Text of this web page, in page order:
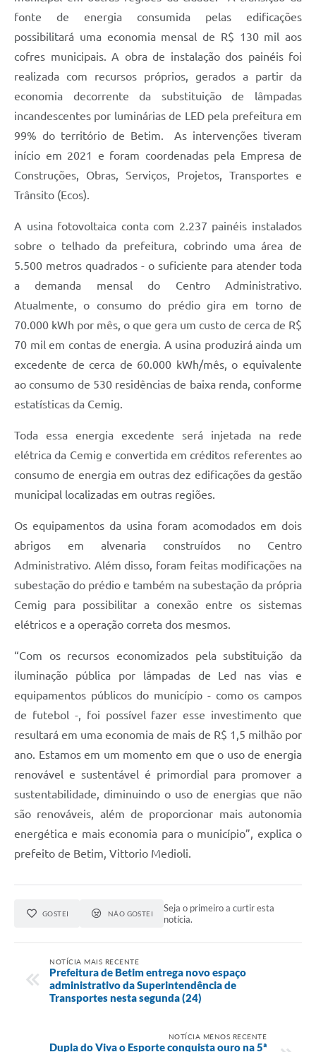
fonte de energia consumida pelas edificações
possibilitará uma economia mensal de R$ 130 mil aos
cofres municipais. A obra de instalação dos painéis foi
realizada com recursos próprios, gerados a partir da
economia decorrente da substituição de lâmpadas
incandescentes por luminárias de LED pela prefeitura em
99% do território de Betim. As intervenções tiveram
início em 2021 e foram coordenadas pela Empresa de
Construções, Obras, Serviços, Projetos, Transportes e
Trânsito (Ecos).
A usina fotovoltaica conta com 2.237 painéis instalados
sobre o telhado da prefeitura, cobrindo uma área de
5.500 metros quadrados - o suficiente para atender toda
a demanda mensal do Centro Administrativo.
Atualmente, o consumo do prédio gira em torno de
70.000 kWh por mês, o que gera um custo de cerca de R$
70 mil em contas de energia. A usina produzirá ainda um
excedente de cerca de 60.000 kWh/mês, o equivalente
ao consumo de 530 residências de baixa renda, conforme
estatísticas da Cemig.
Toda essa energia excedente será injetada na rede
elétrica da Cemig e convertida em créditos referentes ao
consumo de energia em outras dez edificações da gestão
municipal localizadas em outras regiões.
Os equipamentos da usina foram acomodados em dois
abrigos em alvenaria construídos no Centro
Administrativo. Além disso, foram feitas modificações na
subestação do prédio e também na subestação da própria
Cemig para possibilitar a conexão entre os sistemas
elétricos e a operação correta dos mesmos.
“Com os recursos economizados pela substituição da
iluminação pública por lâmpadas de Led nas vias e
equipamentos públicos do município - como os campos
de futebol -, foi possível fazer esse investimento que
resultará em uma economia de mais de R$ 1,5 milhão por
ano. Estamos em um momento em que o uso de energia
renovável e sustentável é primordial para promover a
sustentabilidade, diminuindo o uso de energias que não
são renováveis, além de proporcionar mais autonomia
energética e mais economia para o município”, explica o
prefeito de Betim, Vittorio Medioli.
GOSTEI NÃO GOSTEI
Seja o primeiro a curtir esta
notícia.
NOTÍCIA MAIS RECENTE
Prefeitura de Betim entrega novo espaço
administrativo da Superintendência de
Transportes nesta segunda (24)
NOTÍCIA MENOS RECENTE
Dupla do Viva o Esporte conquista ouro na 5ª